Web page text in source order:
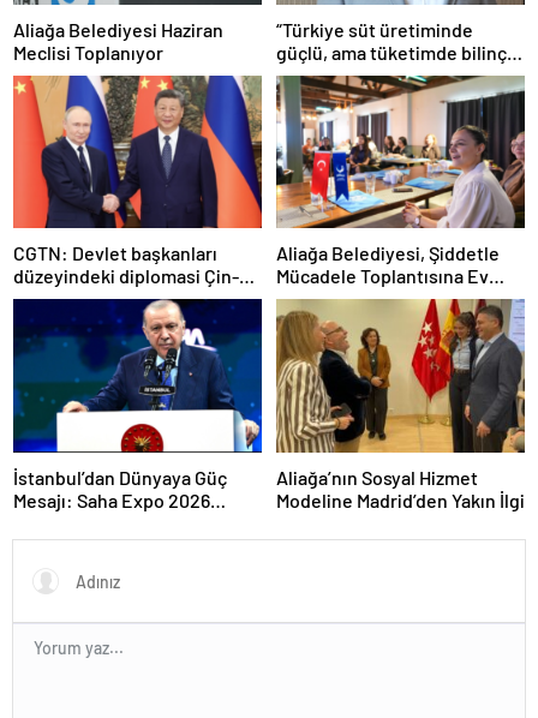
Aliağa Belediyesi Haziran
Meclisi Toplanıyor
“Türkiye süt üretiminde
güçlü, ama tüketimde bilinç
şart”
CGTN: Devlet başkanları
düzeyindeki diplomasi Çin-
Rusya arasındaki büyüyen
ortaklığı güçlendiriyor
Aliağa Belediyesi, Şiddetle
Mücadele Toplantısına Ev
Sahipliği Yaptı
İstanbul’dan Dünyaya Güç
Mesajı: Saha Expo 2026
Aliağa’nın Sosyal Hizmet
Modeline Madrid’den Yakın İlgi